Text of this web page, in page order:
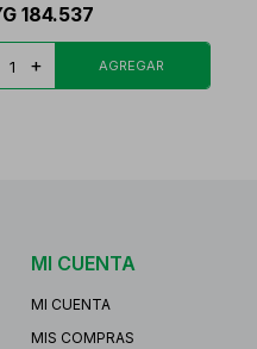
184.537
+
MI CUENTA
MI CUENTA
MIS COMPRAS